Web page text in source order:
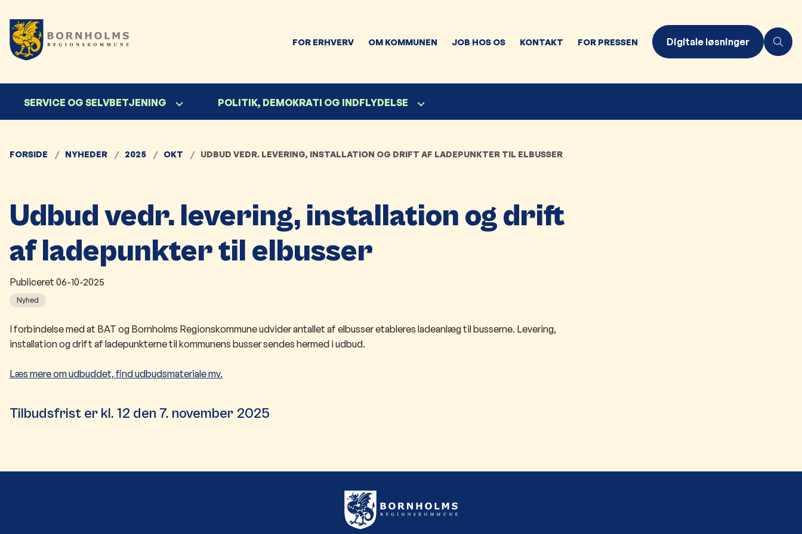
FOR ERHVERV OM KOMMUNEN JOB HOS OS KONTAKT FOR PRESSEN Digitale løsninger
SERVICE OG SELVBETJENING POLITIK, DEMOKRATI OG INDFLYDELSE
FORSIDE NYHEDER 2025 OKT UDBUD VEDR. LEVERING, INSTALLATION OG DRIFT AF LADEPUNKTER TIL ELBUSSER
Udbud vedr. levering, installation og drift
af ladepunkter til elbusser
Publiceret 06-10-2025
Nyhed
​I forbindelse med at BAT og Bornholms Regionskommune udvider antallet af elbusser etableres ladeanlæg til busserne. Levering,
installation og drift af ladepunkterne til kommunens busser sendes hermed i udbud.
Læs mere om udbuddet, find udbudsmateriale mv.
Tilbudsfrist er kl. 12 ​den 7. november 2025 ​